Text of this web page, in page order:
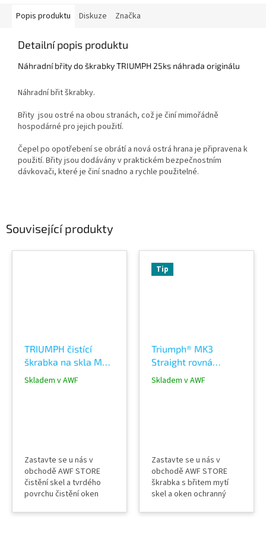
Související produkty
TRIUMPH čistící
škrabka na skla MK2
na skla 15 cm
Skladem v AWF
Zastavte se u nás v
obchodě AWF STORE
čistění skel a tvrdého
povrchu čistění oken
kryt
Tip
Triumph® MK3
Straight rovná
škrabka čistící 15cm
Skladem v AWF
Zastavte se u nás v
obchodě AWF STORE
škrabka s břitem mytí
skel a oken ochranný
Popis produktu Diskuze Značka
Detailní popis produktu
Náhradní břity do škrabky TRIUMPH 25ks náhrada originálu
Náhradní břit škrabky.
Břity jsou ostré na obou stranách, což je činí mimořádně
hospodárné pro jejich použití.
Čepel po opotřebení se obrátí a nová ostrá hrana je připravena k
použití. Břity jsou dodávány v praktickém bezpečnostním
dávkovači, které je činí snadno a rychle použitelné.